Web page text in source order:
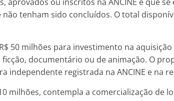
tenham sido concluídos. O total
50 milhões para investimento na
documentário ou de animação. O
independente registrada na ANCINE e na
milhões, contempla a comercialização de